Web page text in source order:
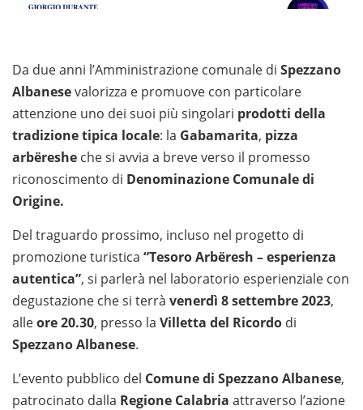
Da due anni l’Amministrazione comunale di Spezzano
Albanesevalorizza e promuove con particolare
attenzione uno dei suoi più singolari prodotti della
tradizione tipica locale: la Gabamarita, pizza
arbëreshe che si avvia a breve verso il promesso
riconoscimento di Denominazione Comunale di
Origine.
Del traguardo prossimo, incluso nel progetto di
promozione turistica “Tesoro Arbëresh – esperienza
autentica”, si parlerà nel laboratorio esperienziale con
degustazione che si terrà venerdì 8 settembre 2023,
alleore 20.30, presso la Villetta del Ricordo di
Spezzano Albanese.
L’evento pubblico del Comune di Spezzano Albanese,
patrocinato dalla Regione Calabria attraverso l’azione